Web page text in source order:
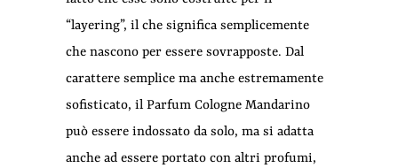
“layering”, il che significa semplicemente
che nascono per essere sovrapposte. Dal
carattere semplice ma anche estremamente
sofisticato, il Parfum Cologne Mandarino
può essere indossato da solo, ma si adatta
anche ad essere portato con altri profumi,